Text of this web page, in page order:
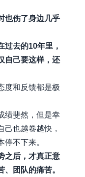
也伤了身边几乎
过去的10年里，
自己要这样，还
度和反馈都是极
绩斐然，但是幸
己也越卷越快，
不下来。
之后，才真正意
团队的痛苦。